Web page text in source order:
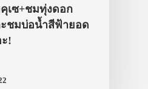
เซ+ชมทุ่งดอก
ะชมบ่อน้ำสีฟ้ายอด
!
ประเทศญี่ปุ่น